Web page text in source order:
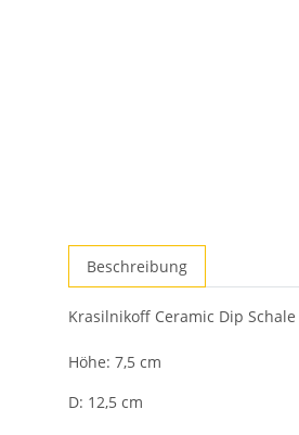
Beschreibung
Krasilnikoff Ceramic Dip
Höhe: 7,5 cm
D: 12,5 cm